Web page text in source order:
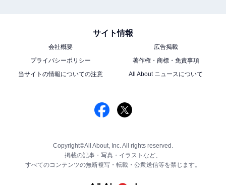
サイト情報
会社概要
広告掲載
プライバシーポリシー
著作権・商標・免責事項
当サイトの情報についての注意
All About ニュースについて
Copyright©All About, Inc. All rights reserved.
掲載の記事・写真・イラストなど、
すべてのコンテンツの無断複写・転載・公衆送信等を禁じます。